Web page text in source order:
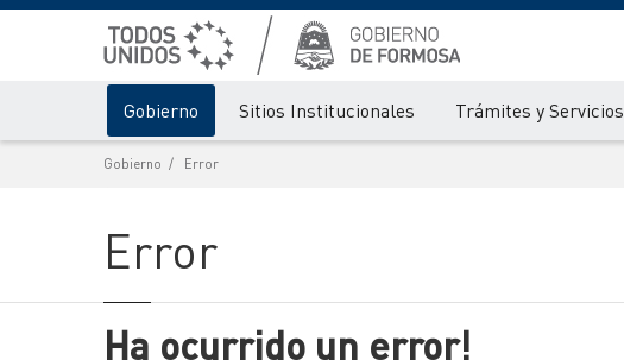
Gobierno Sitios Institucionales Trámites y Servicios
Gobierno Error
Error
Ha ocurrido un error!